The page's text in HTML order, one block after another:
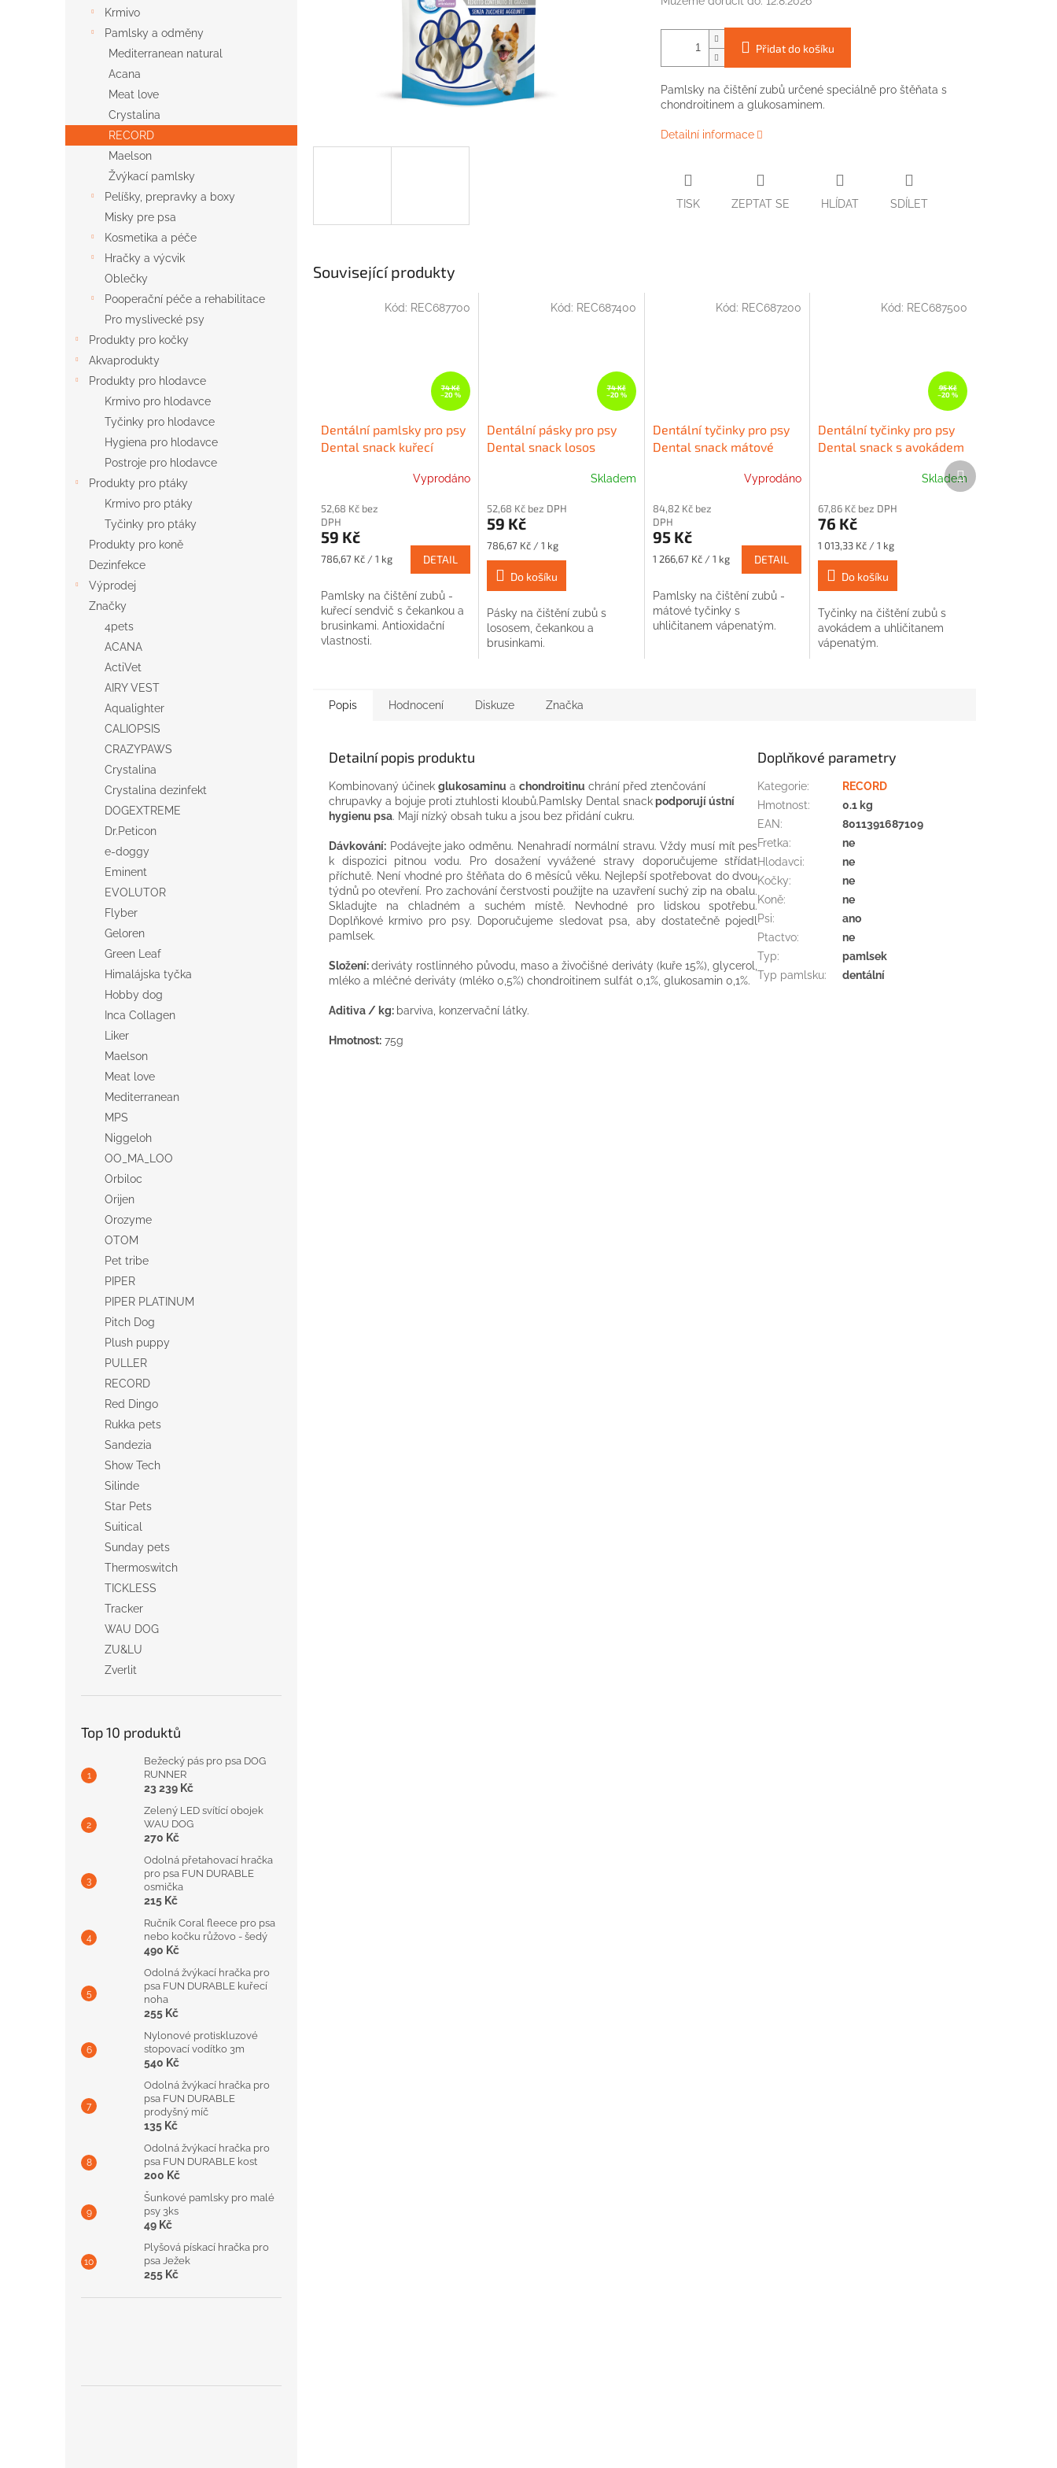
Krmivo
Pamlsky a odměny
Mediterranean natural
Acana
Meat love
Crystalina
RECORD
Maelson
Žvýkací pamlsky
Pelíšky, prepravky a boxy
Misky pre psa
Kosmetika a péče
Hračky a výcvik
Oblečky
Pooperační péče a rehabilitace
Pro myslivecké psy
Produkty pro kočky
Akvaprodukty
Produkty pro hlodavce
Krmivo pro hlodavce
Tyčinky pro hlodavce
Hygiena pro hlodavce
Postroje pro hlodavce
Produkty pro ptáky
Krmivo pro ptáky
Tyčinky pro ptáky
Produkty pro koně
Dezinfekce
Výprodej
Značky
4pets
ACANA
ActiVet
AIRY VEST
Aqualighter
CALIOPSIS
CRAZYPAWS
Crystalina
Crystalina dezinfekt
DOGEXTREME
Dr.Peticon
e-doggy
Eminent
EVOLUTOR
Flyber
Geloren
Green Leaf
Himalájska tyčka
Hobby dog
Inca Collagen
Liker
Maelson
Meat love
Mediterranean
MPS
Niggeloh
OO_MA_LOO
Orbiloc
Orijen
Orozyme
OTOM
Pet tribe
PIPER
PIPER PLATINUM
Pitch Dog
Plush puppy
PULLER
RECORD
Red Dingo
Rukka pets
Sandezia
Show Tech
Silinde
Star Pets
Suitical
Sunday pets
Thermoswitch
TICKLESS
Tracker
WAU DOG
ZU&LU
Zverlit
Top 10 produktů
Bežecký pás pro psa DOG
RUNNER
23 239 Kč
Zelený LED svítící obojek
WAU DOG
270 Kč
Odolná přetahovací hračka
pro psa FUN DURABLE
osmička
215 Kč
Ručník Coral fleece pro psa
nebo kočku růžovo - šedý
490 Kč
Odolná žvýkací hračka pro
psa FUN DURABLE kuřecí
noha
255 Kč
Nylonové protiskluzové
stopovací vodítko 3m
540 Kč
Odolná žvýkací hračka pro
psa FUN DURABLE
prodyšný míč
135 Kč
Odolná žvýkací hračka pro
psa FUN DURABLE kost
200 Kč
Šunkové pamlsky pro malé
psy 3ks
49 Kč
Plyšová pískací hračka pro
psa Ježek
255 Kč
Přidat do košíku
Pamlsky na čištění zubů určené speciálně pro štěňata s
chondroitinem a glukosaminem.
Detailní informace
TISK ZEPTAT SE HLÍDAT SDÍLET
Související produkty
74 Kč
–20 %
Dentální pamlsky pro psy
Dental snack kuřecí
Vyprodáno
52,68 Kč bez
DPH
59 Kč
Měrná
786,67 Kč / 1 kg DETAIL
Pamlsky na čištění zubů -
kuřecí sendvič s čekankou a
brusinkami. Antioxidační
vlastnosti.
Kód: REC687700
74 Kč
–20 %
Dentální pásky pro psy
Dental snack losos
Skladem
52,68 Kč bez DPH
59 Kč
Měrná
cena:
786,67 Kč / 1 kg
Do košíku
Pásky na čištění zubů s
lososem, čekankou a
brusinkami.
Kód: REC687400
Dentální tyčinky pro psy
Dental snack mátové
Vyprodáno
84,82 Kč bez
DPH
95 Kč
Měrná
1 266,67 Kč / 1 kg DETAIL
Pamlsky na čištění zubů -
mátové tyčinky s
uhličitanem vápenatým.
Kód: REC687200
95 Kč
–20 %
Dentální tyčinky pro psy
Dental snack s avokádem
Skladem
67,86 Kč bez DPH
76 Kč
Měrná
cena:
1 013,33 Kč / 1 kg
Do košíku
Tyčinky na čištění zubů s
avokádem a uhličitanem
vápenatým.
Kód: REC687500
Další
produkt
Popis Hodnocení Diskuze Značka
Detailní popis produktu
Kombinovaný účinek glukosaminu a chondroitinu chrání před ztenčování
chrupavky a bojuje proti ztuhlosti kloubů.Pamlsky Dental snackpodporují ústní
hygienu psa. Mají nízký obsah tuku a jsou bez přidání cukru.
Dávkování: Podávejte jako odměnu. Nenahradí normální stravu. Vždy musí mít pes
k dispozici pitnou vodu. Pro dosažení vyvážené stravy doporučujeme střídat
příchutě. Není vhodné pro štěňata do 6 měsíců věku. Nejlepší spotřebovat do dvou
týdnů po otevření. Pro zachování čerstvosti použijte na uzavření suchý zip na obalu.
Skladujte na chladném a suchém místě. Nevhodné pro lidskou spotřebu.
Doplňkové krmivo pro psy. Doporučujeme sledovat psa, aby dostatečně pojedl
pamlsek.
Složení:deriváty rostlinného původu, maso a živočišné deriváty (kuře 15%), glycerol,
mléko a mléčné deriváty (mléko 0,5%) chondroitinem sulfát 0,1%, glukosamin 0,1%.
Aditiva / kg: barviva, konzervační látky.
Hmotnost: 75g
Doplňkové parametry
Kategorie:
RECORD
Hmotnost:
0.1 kg
EAN:
8011391687109
Fretka:
ne
Hlodavci:
ne
Kočky:
ne
Koně:
ne
Psi:
ano
Ptactvo:
ne
Typ:
pamlsek
Typ pamlsku: dentální